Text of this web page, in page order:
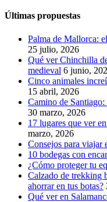
Últimas propuestas
Palma de Mallorca:
25 julio, 2026
Qué ver Chinchilla
medieval 6 junio,
Cinco animales
15 abril, 2026
Camino de
30 marzo, 2026
17 lugares que ver
marzo, 2026
Consejos para viajar
10 bodegas con
¿Cómo proteger tu
Calzado de trekking
ahorrar en tus botas?
Qué ver en